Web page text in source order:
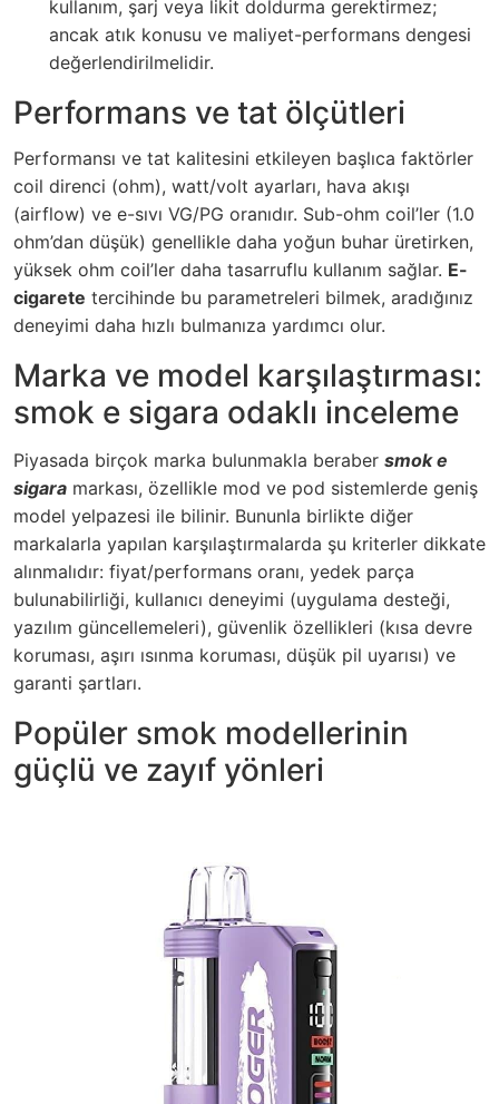
kullanım, şarj veya likit doldurma gerektirmez;
ancak atık konusu ve maliyet-performans dengesi
değerlendirilmelidir.
Performans ve tat ölçütleri
Performansı ve tat kalitesini etkileyen başlıca faktörler
coil direnci (ohm), watt/volt ayarları, hava akışı
(airflow) ve e-sıvı VG/PG oranıdır. Sub-ohm coil’ler (1.0
ohm’dan düşük) genellikle daha yoğun buhar üretirken,
yüksek ohm coil’ler daha tasarruflu kullanım sağlar. E-
cigarete tercihinde bu parametreleri bilmek, aradığınız
deneyimi daha hızlı bulmanıza yardımcı olur.
Marka ve model karşılaştırması:
smok e sigara odaklı inceleme
Piyasada birçok marka bulunmakla beraber smok e
sigara markası, özellikle mod ve pod sistemlerde geniş
model yelpazesi ile bilinir. Bununla birlikte diğer
markalarla yapılan karşılaştırmalarda şu kriterler dikkate
alınmalıdır: fiyat/performans oranı, yedek parça
bulunabilirliği, kullanıcı deneyimi (uygulama desteği,
yazılım güncellemeleri), güvenlik özellikleri (kısa devre
koruması, aşırı ısınma koruması, düşük pil uyarısı) ve
garanti şartları.
Popüler smok modellerinin
güçlü ve zayıf yönleri